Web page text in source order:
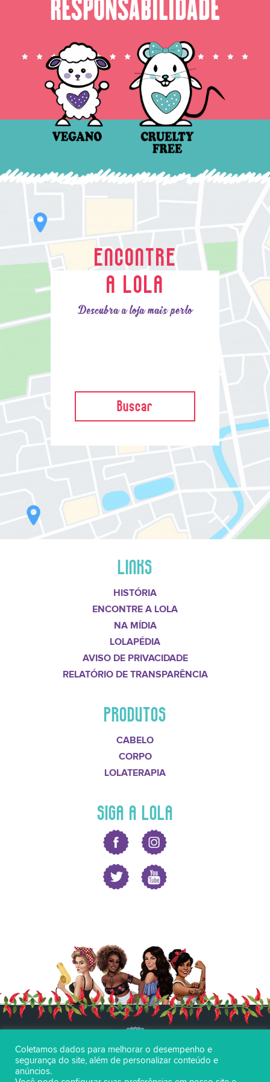
RESPONSABILIDADE
ENCONTRE
A LOLA
Descubra a loja mais perto
Buscar
LINKS
HISTÓRIA
ENCONTRE A LOLA
NA MÍDIA
LOLAPÉDIA
AVISO DE PRIVACIDADE
RELATÓRIO DE TRANSPARÊNCIA
PRODUTOS
CABELO
CORPO
LOLATERAPIA
SIGA A LOLA
Coletamos dados para melhorar o desempenho e
segurança do site, além de personalizar conteúdo e
anúncios.